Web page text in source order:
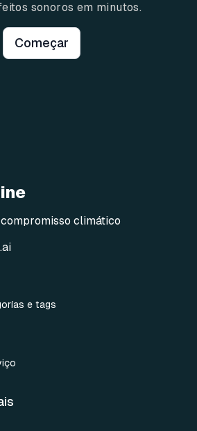
sonoros em minutos.
Começar
climático
e tags